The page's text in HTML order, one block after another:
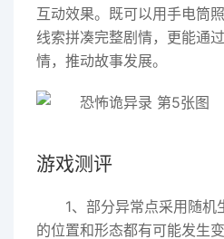
互动效果。既可以用手电筒
线索拼凑完整剧情，更能通
情，推动故事发展。
游戏测评
1、部分异常点采用随
的位置和形态都有可能发生